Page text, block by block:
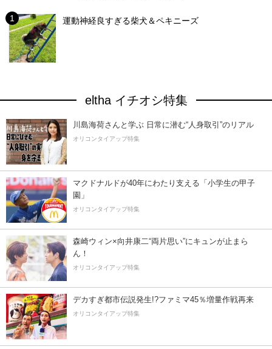
運動神経良すぎる柴犬＆ペキニーズ
eltha イチオシ特集
川島海荷さんと学ぶ 日常に潜む“人身取引”のリアル
オリコンタイアップ特集
マクドナルドが40年にわたり支える「小学生の甲子
園」
オリコンタイアップ特集
森崎ウィン×向井康二“両片思い”にキュンが止まら
ん！
オリコンタイアップ特集
デカすぎ都市伝説発生!?ファミマ45％増量作戦再来
オリコンタイアップ特集